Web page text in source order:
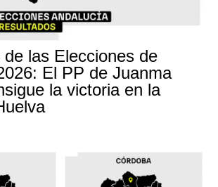
de las Elecciones de
El PP de Juanma
la victoria en la